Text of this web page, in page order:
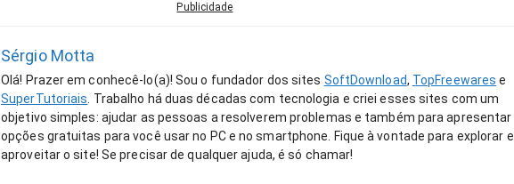
Publicidade
Sérgio Motta
Olá! Prazer em conhecê-lo(a)! Sou o fundador dos sites SoftDownload, TopFreewares e
SuperTutoriais . Trabalho há duas décadas com tecnologia e criei esses sites com um
objetivo simples: ajudar as pessoas a resolverem problemas e também para apresentar
opções gratuitas para você usar no PC e no smartphone. Fique à vontade para explorar e
aproveitar o site! Se precisar de qualquer ajuda, é só chamar!